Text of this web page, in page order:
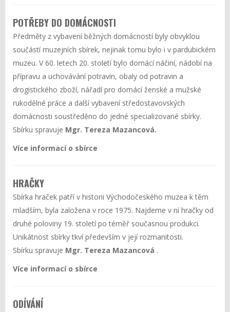
POTŘEBY DO DOMÁCNOSTI
Předměty z vybavení běžných domácností byly obvyklou
součástí muzejních sbírek, nejinak tomu bylo i v pardubickém
muzeu. V 60. letech 20. století bylo domácí náčiní, nádobí na
přípravu a uchovávání potravin, obaly od potravin a
drogistického zboží, nářadí pro domácí ženské a mužské
rukodělné práce a další vybavení středostavovských
domácnosti soustředěno do jedné specializované sbírky.
Sbírku spravuje Mgr. Tereza Mazancová.
Více informací o sbírce
HRAČKY
Sbírka hraček patří v historii Východočeského muzea k těm
mladším, byla založena v roce 1975. Najdeme v ní hračky od
druhé poloviny 19. století po téměř současnou produkci.
Unikátnost sbírky tkví především v její rozmanitosti.
Sbírku spravuje Mgr. Tereza Mazancová .
Více informací o sbírce
ODÍVÁNÍ